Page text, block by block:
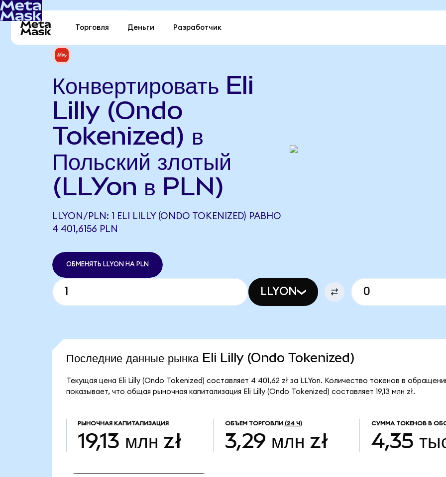
Торговля Деньги Разработчик
Конвертировать Eli
Lilly (Ondo
Tokenized) в
Польский злотый
(LLYon в PLN)
LLYON/PLN: 1 ELI LILLY (ONDO TOKENIZED) РАВНО
4 401,6156 PLN
ОБМЕНЯТЬ LLYON НА PLN
LLYON
Последние данные рынка Eli Lilly (Ondo Tokenized)
Текущая цена Eli Lilly (Ondo Tokenized) составляет 4 401,62 zł за LLYon. Количество токенов в
показывает, что общая рыночная капитализация Eli Lilly (Ondo Tokenized) составляет 19,13 млн zł.
РЫНОЧНАЯ КАПИТАЛИЗАЦИЯ
19,13 млн zł
ОБЪЕМ ТОРГОВЛИ (24 Ч)
3,29 млн zł
СУММА ТОКЕНОВ В
4,35